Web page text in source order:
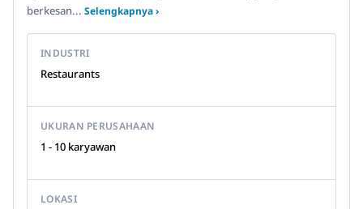
berkesan... Selengkapnya ›
INDUSTRI
Restaurants
UKURAN PERUSAHAAN
1 - 10 karyawan
LOKASI